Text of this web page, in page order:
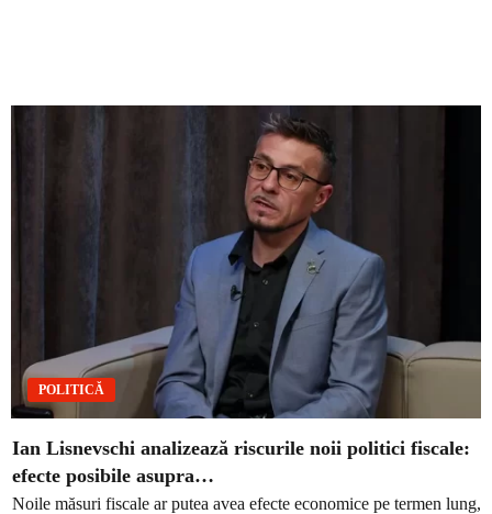
POLITICĂ
Ian Lisnevschi analizează riscurile noii politici fiscale:
efecte posibile asupra…
Noile măsuri fiscale ar putea avea efecte economice pe termen lung,